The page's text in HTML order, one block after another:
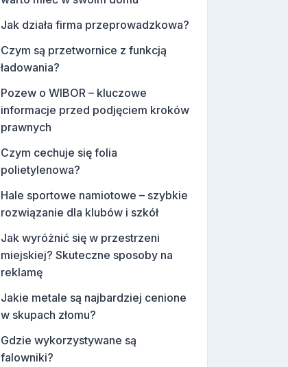
Jak działa firma przeprowadzkowa?
Czym są przetwornice z funkcją
ładowania?
Pozew o WIBOR – kluczowe
informacje przed podjęciem kroków
prawnych
Czym cechuje się folia
polietylenowa?
Hale sportowe namiotowe – szybkie
rozwiązanie dla klubów i szkół
Jak wyróżnić się w przestrzeni
miejskiej? Skuteczne sposoby na
reklamę
Jakie metale są najbardziej cenione
w skupach złomu?
Gdzie wykorzystywane są
falowniki?